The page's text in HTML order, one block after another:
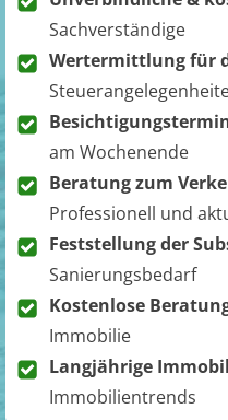
Sachverständige
Wertermittlung für
am Wochenende
Beratung zum
Professionell und
Feststellung der
Sanierungsbedarf
Kostenlose
Immobilie
Langjährige
Immobilientrends